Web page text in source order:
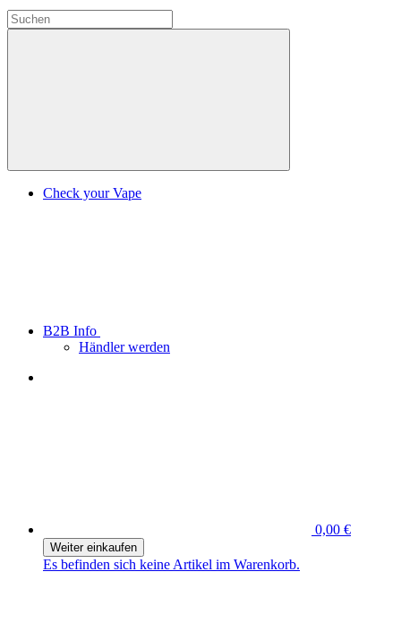
Check your Vape
B2B Info
Händler werden
0,00 €
Weiter einkaufen
Es befinden sich keine Artikel im Warenkorb.